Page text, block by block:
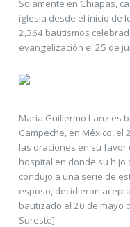
Solamente en Chiapas,
iglesia desde el inicio de
2,364 bautismos
evangelización el 25 de
María Guillermo Lanz es
Campeche, en México, el
las oraciones en su
hospital en donde su hijo
condujo a una serie de
esposo, decidieron
bautizado el 20 de mayo
Sureste]